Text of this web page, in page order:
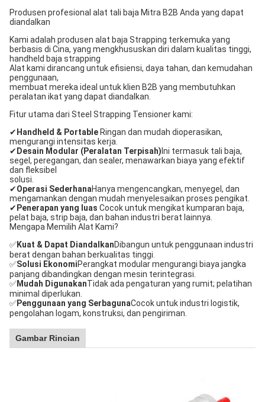
Produsen profesional alat tali baja Mitra B2B Anda yang dapat
diandalkan
Kami adalah produsen alat baja Strapping terkemuka yang
berbasis di Cina, yang mengkhususkan diri dalam kualitas tinggi,
handheld baja strapping
Alat kami dirancang untuk efisiensi, daya tahan, dan kemudahan
penggunaan,
membuat mereka ideal untuk klien B2B yang membutuhkan
peralatan ikat yang dapat diandalkan.
Fitur utama dari Steel Strapping Tensioner kami:
✔ Handheld & Portable ️ Ringan dan mudah dioperasikan,
mengurangi intensitas kerja.
✔ Desain Modular (Peralatan Terpisah) Ini termasuk tali baja,
segel, peregangan, dan sealer, menawarkan biaya yang efektif
dan fleksibel
solusi.
✔Operasi SederhanaHanya mengencangkan, menyegel, dan
mengamankan dengan mudah menyelesaikan proses pengikat.
✔ Penerapan yang luas ️ Cocok untuk mengikat kumparan baja,
pelat baja, strip baja, dan bahan industri berat lainnya.
Mengapa Memilih Alat Kami?
✅Kuat & Dapat DiandalkanDibangun untuk penggunaan industri
berat dengan bahan berkualitas tinggi.
✅Solusi EkonomiPerangkat modular mengurangi biaya jangka
panjang dibandingkan dengan mesin terintegrasi.
✅Mudah DigunakanTidak ada pengaturan yang rumit; pelatihan
minimal diperlukan.
✅Penggunaan yang SerbagunaCocok untuk industri logistik,
pengolahan logam, konstruksi, dan pengiriman.
Gambar Rincian